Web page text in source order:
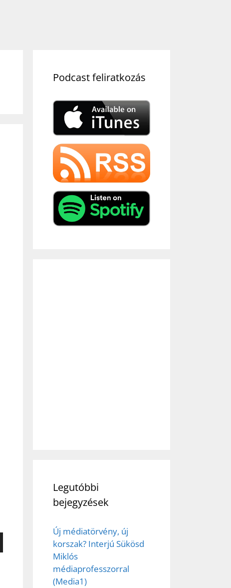
Podcast feliratkozás
Legutóbbi
bejegyzések
Új médiatörvény, új
korszak? Interjú Sükösd
Miklós
médiaprofesszorral
(Media1)